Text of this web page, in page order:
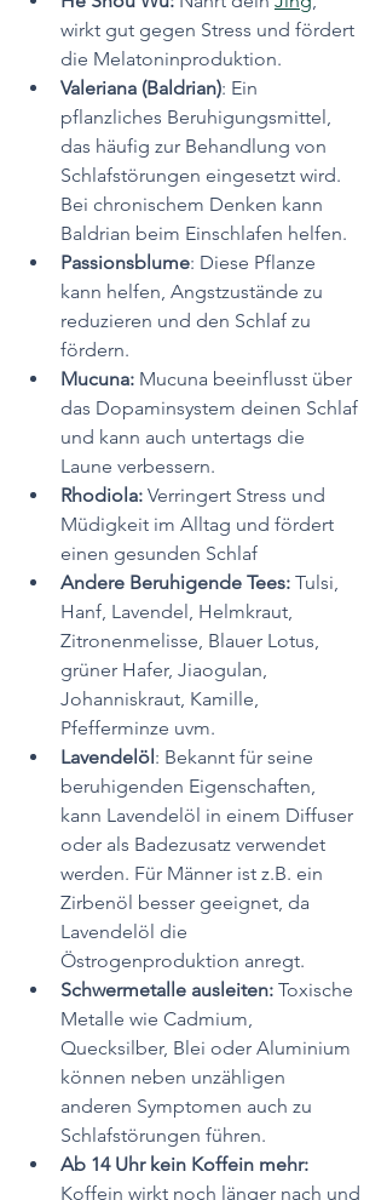
wirkt gut gegen Stress und fördert
die Melatoninproduktion.
Valeriana (Baldrian): Ein
pflanzliches Beruhigungsmittel,
das häufig zur Behandlung von
Schlafstörungen eingesetzt wird.
Bei chronischem Denken kann
Baldrian beim Einschlafen helfen.
Passionsblume: Diese Pflanze
kann helfen, Angstzustände zu
reduzieren und den Schlaf zu
fördern.
Mucuna: Mucuna beeinflusst über
das Dopaminsystem deinen Schlaf
und kann auch untertags die
Laune verbessern.
Rhodiola: Verringert Stress und
Müdigkeit im Alltag und fördert
einen gesunden Schlaf
Andere Beruhigende Tees: Tulsi,
Hanf, Lavendel, Helmkraut,
Zitronenmelisse, Blauer Lotus,
grüner Hafer, Jiaogulan,
Johanniskraut, Kamille,
Pfefferminze uvm.
Lavendelöl: Bekannt für seine
beruhigenden Eigenschaften,
kann Lavendelöl in einem Diffuser
oder als Badezusatz verwendet
werden. Für Männer ist z.B. ein
Zirbenöl besser geeignet, da
Lavendelöl die
Östrogenproduktion anregt.
Schwermetalle ausleiten: Toxische
Metalle wie Cadmium,
Quecksilber, Blei oder Aluminium
können neben unzähligen
anderen Symptomen auch zu
Schlafstörungen führen.
Ab 14 Uhr kein Koffein mehr:
Koffein wirkt noch länger nach und